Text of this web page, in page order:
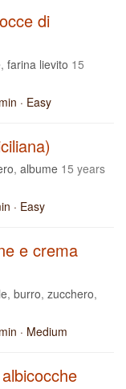
di
, farina lievito 15
· Easy
, albume 15 years
· Easy
e crema
, burro, zucchero,
· Medium